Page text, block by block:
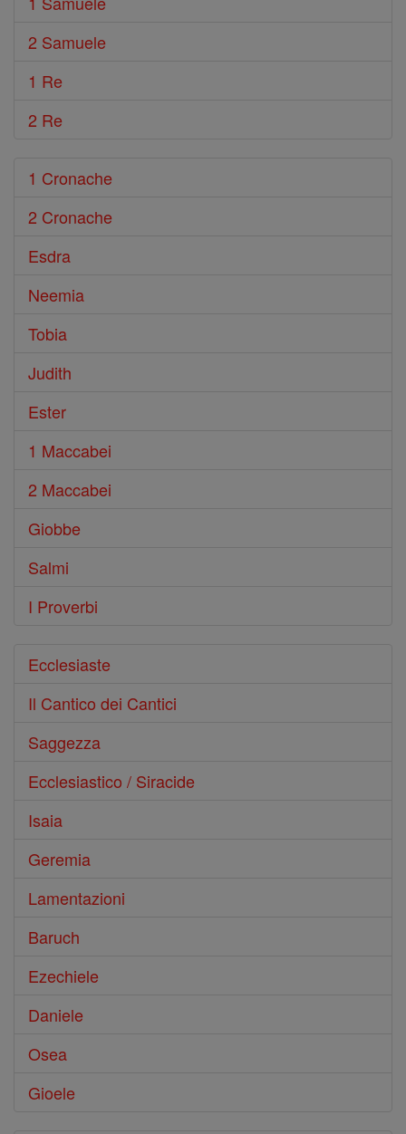
2 Samuele
1 Re
2 Re
1 Cronache
2 Cronache
Esdra
Neemia
Tobia
Judith
Ester
1 Maccabei
2 Maccabei
Giobbe
Salmi
I Proverbi
Ecclesiaste
Il Cantico dei Cantici
Saggezza
Ecclesiastico / Siracide
Isaia
Geremia
Lamentazioni
Baruch
Ezechiele
Daniele
Osea
Gioele